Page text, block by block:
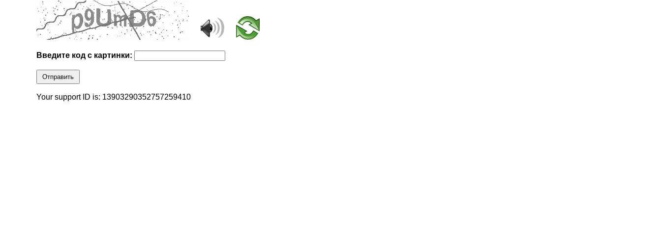
Введите код с картинки:
Отправить
Your support ID is: 13903290352757259410